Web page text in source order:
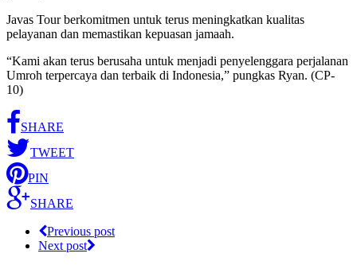
Javas Tour berkomitmen untuk terus meningkatkan kualitas
pelayanan dan memastikan kepuasan jamaah.
“Kami akan terus berusaha untuk menjadi penyelenggara perjalanan
Umroh terpercaya dan terbaik di Indonesia,” pungkas Ryan. (CP-
10)
SHARE
TWEET
PIN
SHARE
Previous post
Next post